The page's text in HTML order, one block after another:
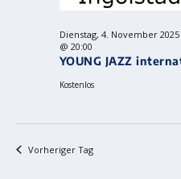
YOUNG JAZZ
Dienstag, 4. November 2025
@ 20:00
Kostenlos
Vorheriger Tag